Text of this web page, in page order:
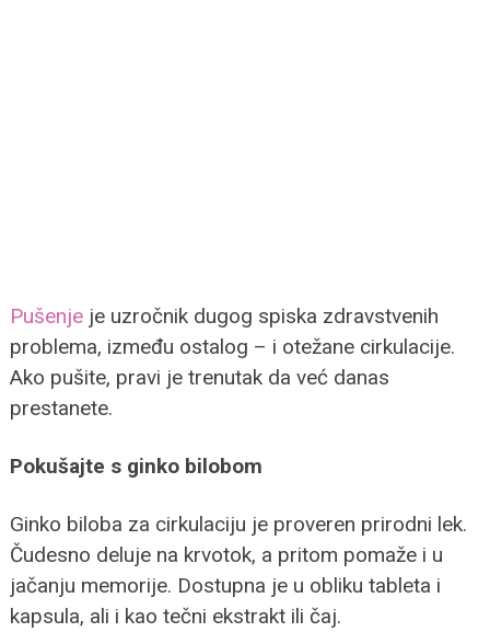
Pušenjeje uzročnik dugog spiska zdravstvenih
problema, između ostalog – i otežane cirkulacije.
Ako pušite, pravi je trenutak da već danas
prestanete.
Pokušajte s ginko bilobom
Ginko biloba za cirkulaciju je proveren prirodni lek.
Čudesno deluje na krvotok, a pritom pomaže i u
jačanju memorije. Dostupna je u obliku tableta i
kapsula, ali i kao tečni ekstrakt ili čaj.